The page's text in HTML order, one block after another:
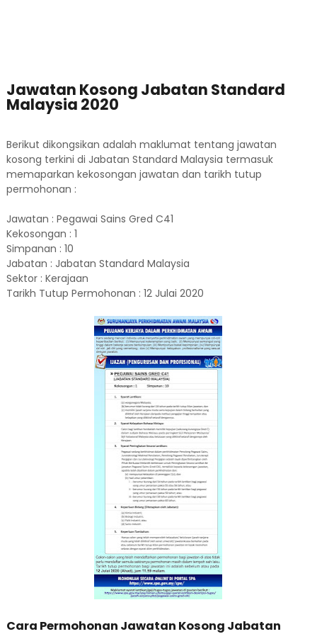
Jawatan Kosong Jabatan Standard
Malaysia 2020
Berikut dikongsikan adalah maklumat tentang jawatan
kosong terkini di Jabatan Standard Malaysia termasuk
memaparkan kekosongan jawatan dan tarikh tutup
permohonan :
Jawatan : Pegawai Sains Gred C41
Kekosongan : 1
Simpanan : 10
Jabatan : Jabatan Standard Malaysia
Sektor : Kerajaan
Tarikh Tutup Permohonan : 12 Julai 2020
Cara Permohonan Jawatan Kosong Jabatan